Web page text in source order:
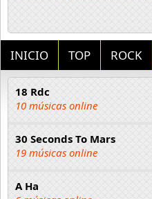
INICIO TOP ROCK
18 Rdc
10 músicas online
30 Seconds To Mars
19 músicas online
A Ha